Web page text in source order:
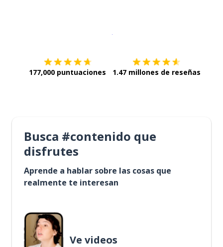
177,000 puntuaciones 1.47 millones de reseñas
Busca #contenido que
disfrutes
Aprende a hablar sobre las cosas que
realmente te interesan
Ve videos